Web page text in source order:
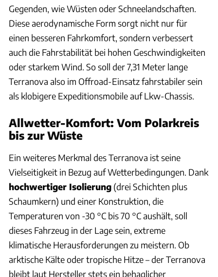
Gegenden, wie Wüsten oder Schneelandschaften.
Diese aerodynamische Form sorgt nicht nur für
einen besseren Fahrkomfort, sondern verbessert
auch die Fahrstabilität bei hohen Geschwindigkeiten
oder starkem Wind. So soll der 7,31 Meter lange
Terranova also im Offroad-Einsatz fahrstabiler sein
als klobigere Expeditionsmobile auf Lkw-Chassis.
Allwetter-Komfort: Vom Polarkreis
bis zur Wüste
Ein weiteres Merkmal des Terranova ist seine
Vielseitigkeit in Bezug auf Wetterbedingungen. Dank
hochwertiger Isolierung (drei Schichten plus
Schaumkern) und einer Konstruktion, die
Temperaturen von -30 °C bis 70 °C aushält, soll
dieses Fahrzeug in der Lage sein, extreme
klimatische Herausforderungen zu meistern. Ob
arktische Kälte oder tropische Hitze – der Terranova
bleibt laut Hersteller stets ein behaglicher